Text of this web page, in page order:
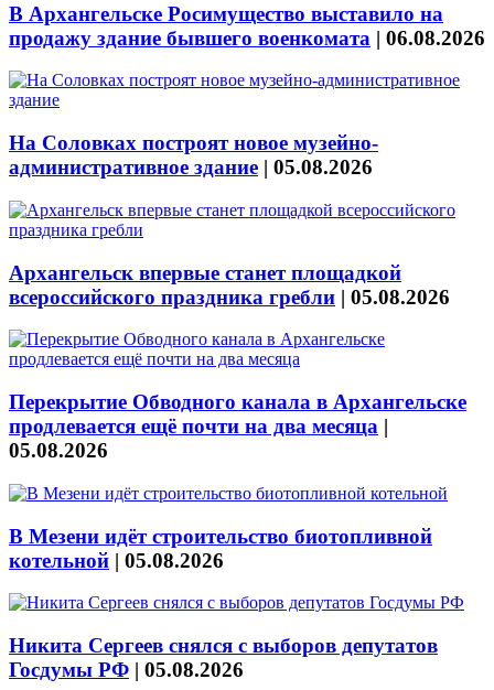
В Архангельске Росимущество выставило на
продажу здание бывшего военкомата | 06.08.2026
На Соловках построят новое музейно-
административное здание | 05.08.2026
Архангельск впервые станет площадкой
всероссийского праздника гребли | 05.08.2026
Перекрытие Обводного канала в Архангельске
продлевается ещё почти на два месяца |
05.08.2026
В Мезени идёт строительство биотопливной
котельной | 05.08.2026
Никита Сергеев снялся с выборов депутатов
Госдумы РФ | 05.08.2026